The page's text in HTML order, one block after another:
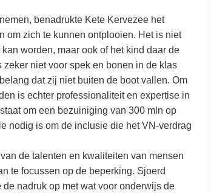
benadrukte Kete Kervezee het
om zich te kunnen ontplooien. Het is niet
worden, maar ook of het kind daar de
niet voor spek en bonen in de klas
dat zij niet buiten de boot vallen. Om
is echter professionaliteit en expertise in
om een bezuiniging van 300 mln op
nodig is om de inclusie die het VN-verdrag
de talenten en kwaliteiten van mensen
te focussen op de beperking. Sjoerd
nadruk op met wat voor onderwijs de